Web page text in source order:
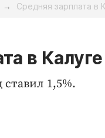
→ Средняя зарплата в
в
1,5%.